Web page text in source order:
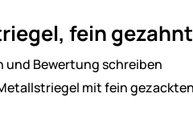
fein gezahnt
und Bewertung schreiben